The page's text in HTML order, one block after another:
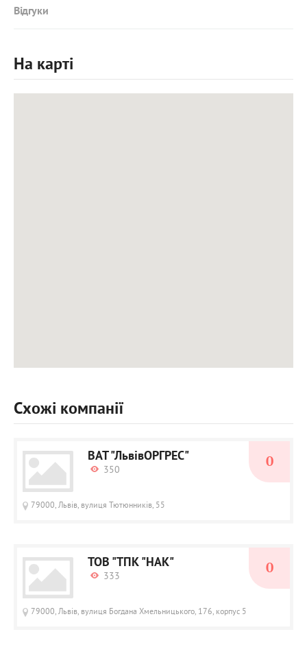
Відгуки
На карті
Схожі компанії
ВАТ "ЛьвівОРГРЕС"
350
79000, Львів, вулиця Тютюнників, 55
0
ТОВ "ТПК "НАК"
333
79000, Львів, вулиця Богдана Хмельницького, 176, корпус 5
0